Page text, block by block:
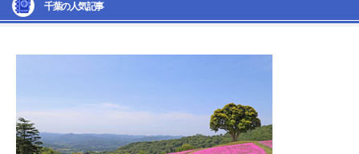
千葉の人気記事